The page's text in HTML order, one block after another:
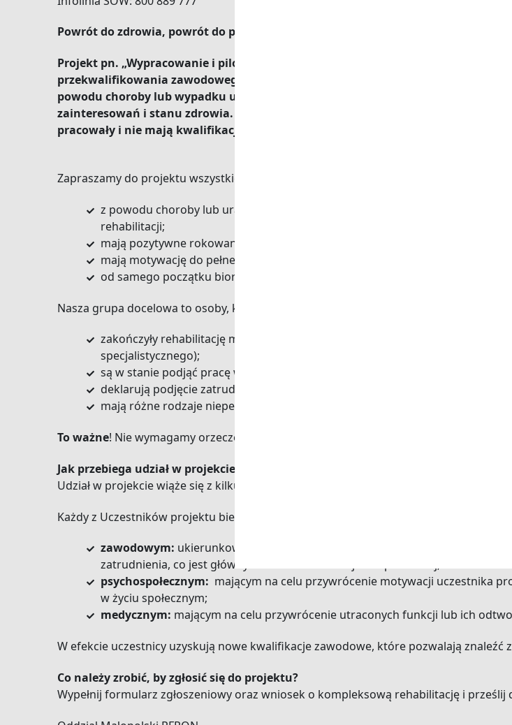
Powrót do zdrowia, powrót do pracy!
Projekt pn. „Wypracowanie i pilotażowe wdrożenie modelu kompleksowej
przekwalifikowania zawodowego, który zapewni Państwu uzyskanie nowych
powodu choroby lub wypadku utraciły możliwość wykonywania
zainteresowań i stanu zdrowia. To również szansa dla osób z
pracowały i nie mają kwalifikacji zawodowych.
Zapraszamy do projektu wszystkich chętnych, którzy:
z powodu choroby lub urazu mają ograniczoną zdolność do pracy w
rehabilitacji;
mają pozytywne rokowania w zakresie przywrócenia aktywności
mają motywację do pełnego uczestnictwa w życiu zawodowym i społecznym;
od samego początku biorą aktywny udział w procesie rehabilitacji.
Nasza grupa docelowa to osoby, które:
zakończyły rehabilitację medyczną i mają ustabilizowany stan zdrowia
specjalistycznego);
są w stanie podjąć pracę w wymiarze co najmniej 0,5 etatu, po odbyciu
deklarują podjęcie zatrudnienia, niezależnie od wieku;
mają różne rodzaje niepełnosprawności.
To ważne! Nie wymagamy orzeczenia o stopniu niepełnosprawności
Jak przebiega udział w projekcie?
Udział w projekcie wiąże się z kilkumiesięcznym (4-5 mies.) pobytem w Ośrodku
Każdy z Uczestników projektu bierze udział równolegle w
zawodowym: ukierunkowanym na ułatwienie osobie z
zatrudnienia, co jest głównym celem rehabilitacji kompleksowej;
psychospołecznym: mającym na celu przywrócenie motywacji uczestnika
w życiu społecznym;
medycznym: mającym na celu przywrócenie utraconych funkcji lub ich
W efekcie uczestnicy uzyskują nowe kwalifikacje zawodowe, które pozwalają
Co należy zrobić, by zgłosić się do projektu?
Wypełnij formularz zgłoszeniowy oraz wniosek o kompleksową rehabilitację i prześlij